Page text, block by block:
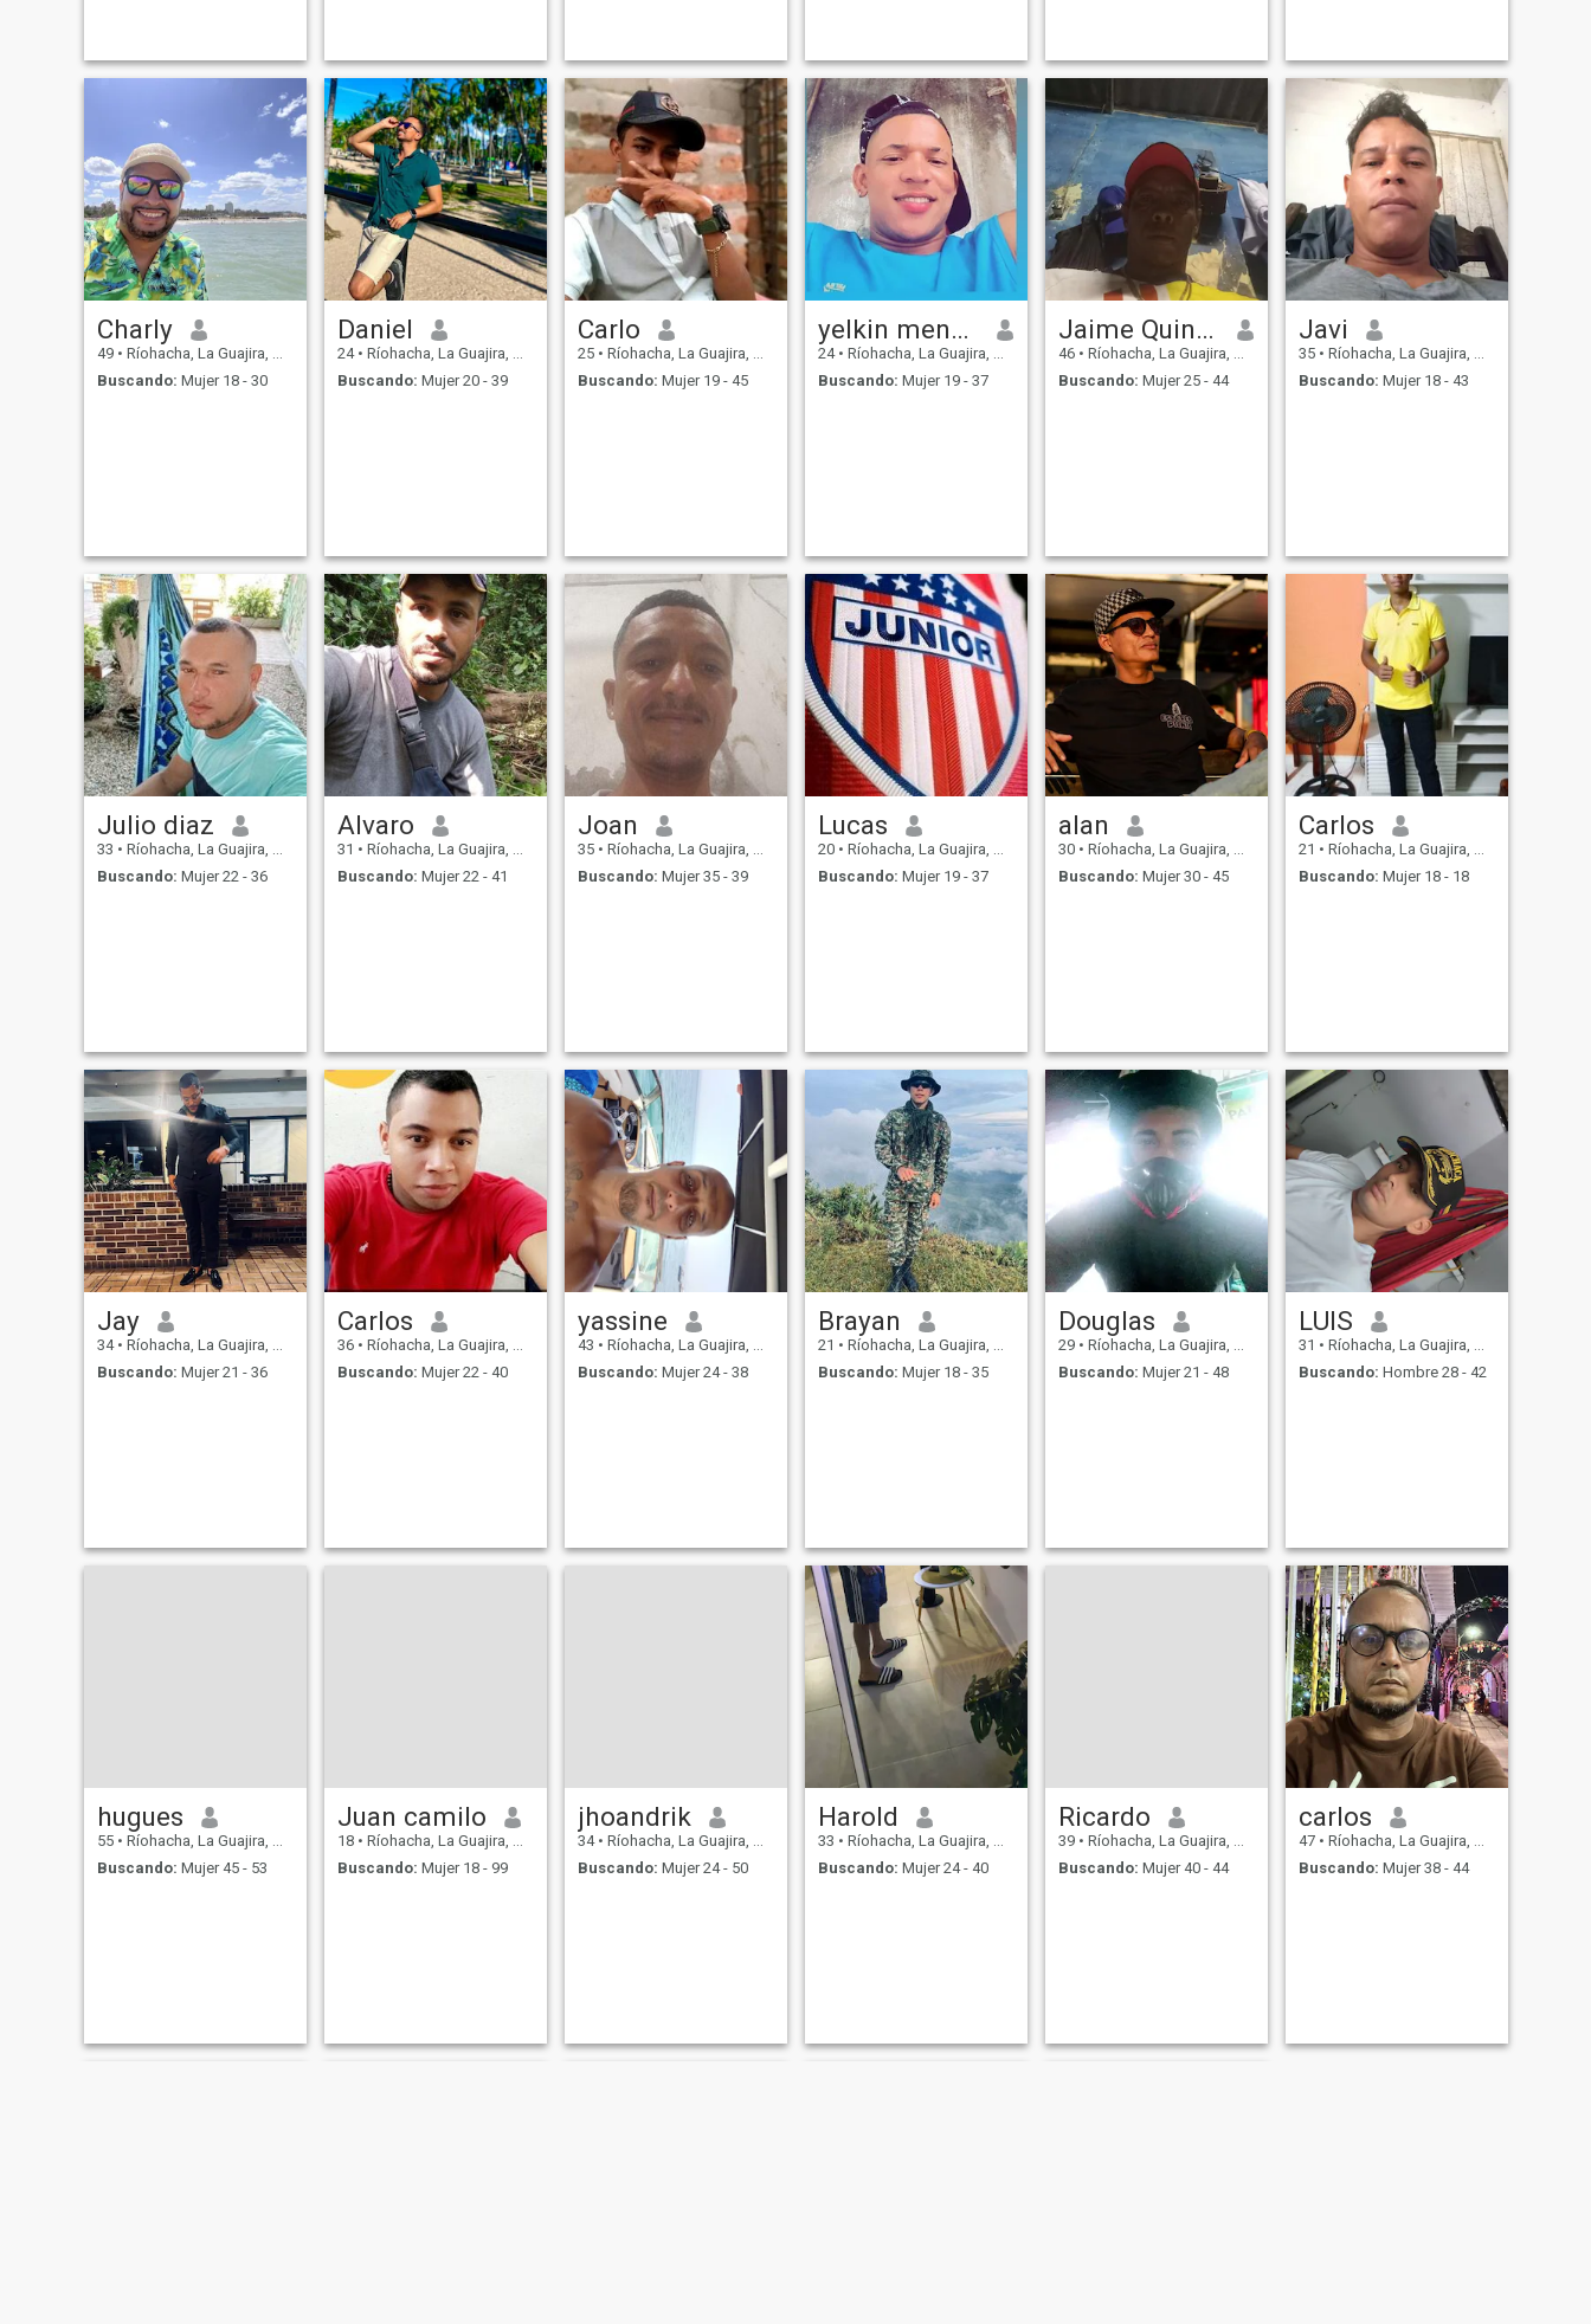
Charly
49 • Ríohacha, La Guajira, Colombia
Buscando: Mujer 18 - 30
Daniel
24 • Ríohacha, La Guajira, Colombia
Buscando: Mujer 20 - 39
Carlo
25 • Ríohacha, La Guajira, Colombia
Buscando: Mujer 19 - 45
yelkin mendoza
24 • Ríohacha, La Guajira, Colombia
Buscando: Mujer 19 - 37
Jaime Quinto
46 • Ríohacha, La Guajira, Colombia
Buscando: Mujer 25 - 44
Javi
35 • Ríohacha, La Guajira, Colombia
Buscando: Mujer 18 - 43
Julio diaz
33 • Ríohacha, La Guajira, Colombia
Buscando: Mujer 22 - 36
Alvaro
31 • Ríohacha, La Guajira, Colombia
Buscando: Mujer 22 - 41
Joan
35 • Ríohacha, La Guajira, Colombia
Buscando: Mujer 35 - 39
Lucas
20 • Ríohacha, La Guajira, Colombia
Buscando: Mujer 19 - 37
alan
30 • Ríohacha, La Guajira, Colombia
Buscando: Mujer 30 - 45
Carlos
21 • Ríohacha, La Guajira, Colombia
Buscando: Mujer 18 - 18
Jay
34 • Ríohacha, La Guajira, Colombia
Buscando: Mujer 21 - 36
Carlos
36 • Ríohacha, La Guajira, Colombia
Buscando: Mujer 22 - 40
yassine
43 • Ríohacha, La Guajira, Colombia
Buscando: Mujer 24 - 38
Brayan
21 • Ríohacha, La Guajira, Colombia
Buscando: Mujer 18 - 35
Douglas
29 • Ríohacha, La Guajira, Colombia
Buscando: Mujer 21 - 48
LUIS
31 • Ríohacha, La Guajira, Colombia
Buscando: Hombre 28 - 42
hugues
55 • Ríohacha, La Guajira, Colombia
Buscando: Mujer 45 - 53
Juan camilo
18 • Ríohacha, La Guajira, Colombia
Buscando: Mujer 18 - 99
jhoandrik
34 • Ríohacha, La Guajira, Colombia
Buscando: Mujer 24 - 50
Harold
33 • Ríohacha, La Guajira, Colombia
Buscando: Mujer 24 - 40
Ricardo
39 • Ríohacha, La Guajira, Colombia
Buscando: Mujer 40 - 44
carlos
47 • Ríohacha, La Guajira, Colombia
Buscando: Mujer 38 - 44